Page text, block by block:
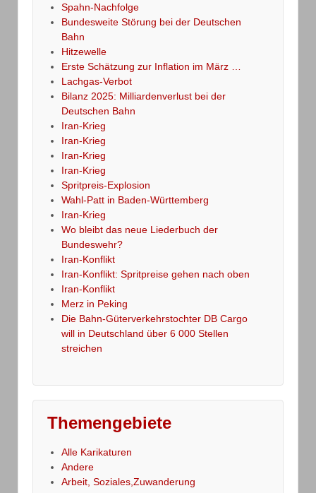
Spahn-Nachfolge
Bundesweite Störung bei der Deutschen
Bahn
Hitzewelle
Erste Schätzung zur Inflation im März …
Lachgas-Verbot
Bilanz 2025: Milliardenverlust bei der
Deutschen Bahn
Iran-Krieg
Iran-Krieg
Iran-Krieg
Iran-Krieg
Spritpreis-Explosion
Wahl-Patt in Baden-Württemberg
Iran-Krieg
Wo bleibt das neue Liederbuch der
Bundeswehr?
Iran-Konflikt
Iran-Konflikt: Spritpreise gehen nach oben
Iran-Konflikt
Merz in Peking
Die Bahn-Güterverkehrstochter DB Cargo
will in Deutschland über 6 000 Stellen
streichen
Themengebiete
Alle Karikaturen
Andere
Arbeit, Soziales,Zuwanderung